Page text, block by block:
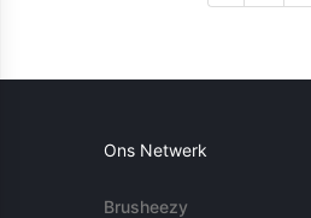
Ons Netwerk
Brusheezy